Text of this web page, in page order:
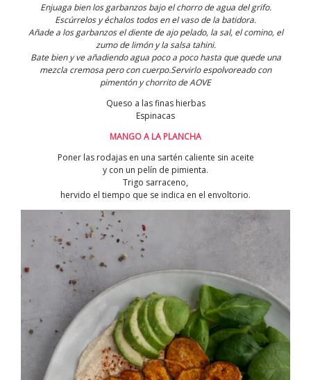
Enjuaga bien los garbanzos bajo el chorro de agua del grifo.
Escúrrelos y échalos todos en el vaso de la batidora.
Añade a los garbanzos el diente de ajo pelado, la sal, el comino, el
zumo de limón y la salsa tahini.
Bate bien y ve añadiendo agua poco a poco hasta que quede una
mezcla cremosa pero con cuerpo.Servirlo espolvoreado con
pimentón y chorrito de AOVE
Queso a las finas hierbas
Espinacas
MANGO A LA PLANCHA
Poner las rodajas en una sartén caliente sin aceite
y con un pelín de pimienta.
Trigo sarraceno,
hervido el tiempo que se indica en el envoltorio.